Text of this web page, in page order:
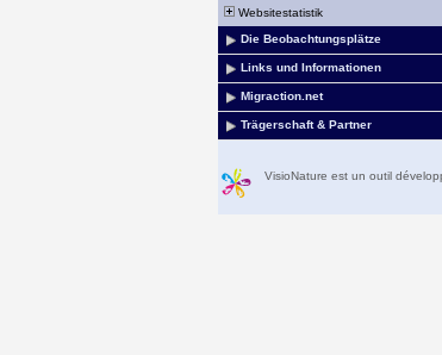
Websitestatistik
Die Beobachtungsplätze
Links und Informationen
Migraction.net
Trägerschaft & Partner
VisioNature est un outil